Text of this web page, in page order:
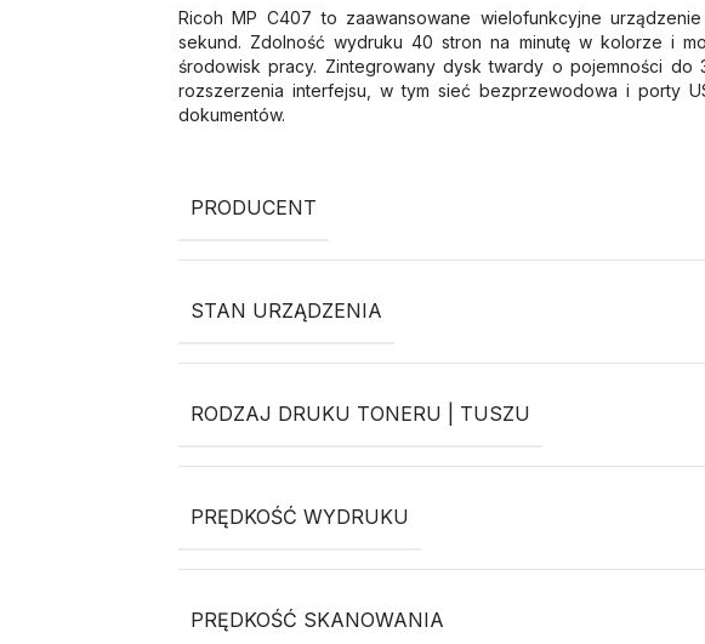
Ricoh MP C407 to zaawansowane wielofunkcyjne
sekund. Zdolność wydruku 40 stron na minutę w kolorze i
środowisk pracy. Zintegrowany dysk twardy o pojemności
rozszerzenia interfejsu, w tym sieć bezprzewodowa i porty
dokumentów.
PRODUCENT
STAN URZĄDZENIA
RODZAJ DRUKU TONERU | TUSZU
PRĘDKOŚĆ WYDRUKU
PRĘDKOŚĆ SKANOWANIA